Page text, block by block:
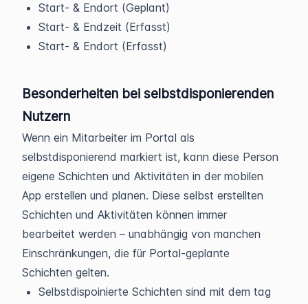
Start- & Endort (Geplant)
Start- & Endzeit (Erfasst)
Start- & Endort (Erfasst)
Besonderheiten bei selbstdisponierenden
Nutzern
Wenn ein Mitarbeiter im Portal als
selbstdisponierend markiert ist, kann diese Person
eigene Schichten und Aktivitäten in der mobilen
App erstellen und planen. Diese selbst erstellten
Schichten und Aktivitäten können immer
bearbeitet werden – unabhängig von manchen
Einschränkungen, die für Portal-geplante
Schichten gelten.
Selbstdispoinierte Schichten sind mit dem tag